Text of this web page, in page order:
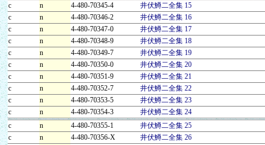
c
n 4-480-70345-4
井伏鱒二全集 15
c
n 4-480-70346-2
井伏鱒二全集 16
c
n 4-480-70347-0
井伏鱒二全集 17
c
n 4-480-70348-9
井伏鱒二全集 18
c
n 4-480-70349-7
井伏鱒二全集 19
c
n 4-480-70350-0
井伏鱒二全集 20
c
n 4-480-70351-9
井伏鱒二全集 21
c
n 4-480-70352-7
井伏鱒二全集 22
c
n 4-480-70353-5
井伏鱒二全集 23
c
n 4-480-70354-3
井伏鱒二全集 24
c
n 4-480-70355-1
井伏鱒二全集 25
c
n 4-480-70356-X
井伏鱒二全集 26